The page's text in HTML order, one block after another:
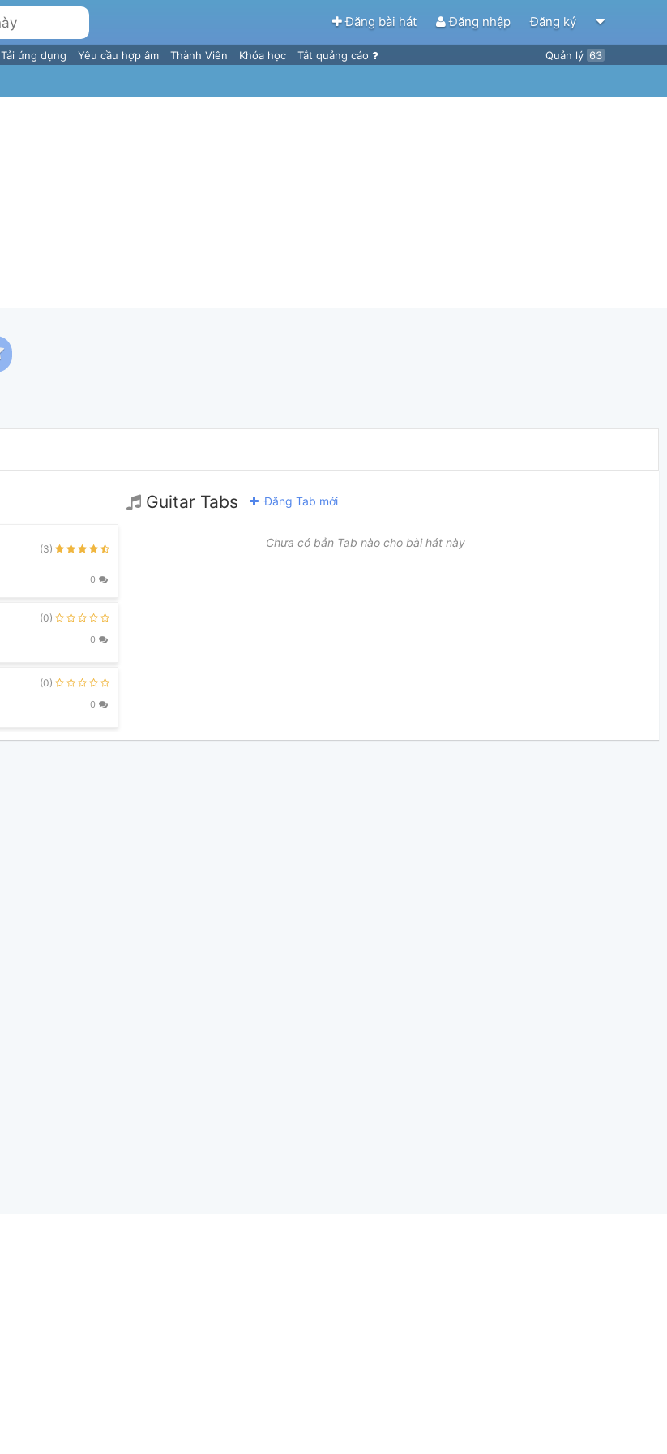
Đăng bài hát Đăng nhập Đăng ký
Tải ứng dụng Yêu cầu hợp âm Thành Viên Khóa học Tắt quảng cáo Quản lý 63
(3)
0
(0)
0
(0)
0
Guitar Tabs Đăng Tab mới
Chưa có bản Tab nào cho bài hát này